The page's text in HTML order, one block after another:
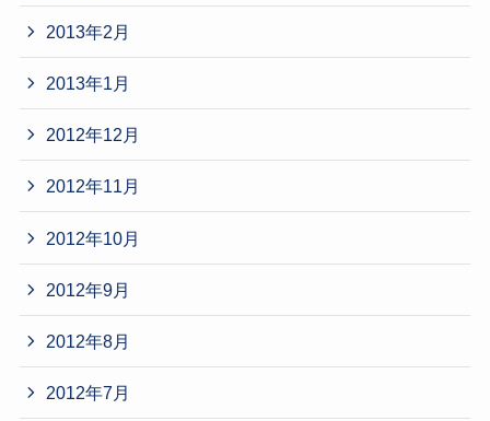
2013年2月
2013年1月
2012年12月
2012年11月
2012年10月
2012年9月
2012年8月
2012年7月